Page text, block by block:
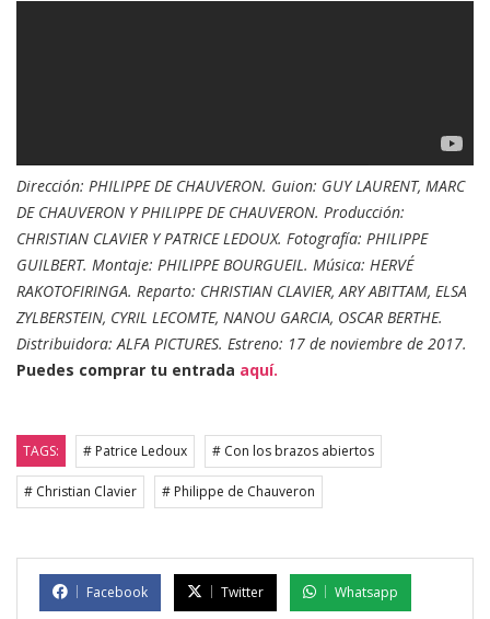
Dirección: PHILIPPE DE CHAUVERON. Guion: GUY LAURENT, MARC
DE CHAUVERON Y PHILIPPE DE CHAUVERON. Producción:
CHRISTIAN CLAVIER Y PATRICE LEDOUX. Fotografía: PHILIPPE
GUILBERT. Montaje: PHILIPPE BOURGUEIL. Música: HERVÉ
RAKOTOFIRINGA. Reparto: CHRISTIAN CLAVIER, ARY ABITTAM, ELSA
ZYLBERSTEIN, CYRIL LECOMTE, NANOU GARCIA, OSCAR BERTHE.
Distribuidora: ALFA PICTURES. Estreno: 17 de noviembre de 2017.
Puedes comprar tu entrada aquí.
TAGS: # Patrice Ledoux # Con los brazos abiertos
# Christian Clavier # Philippe de Chauveron
Facebook Twitter Whatsapp